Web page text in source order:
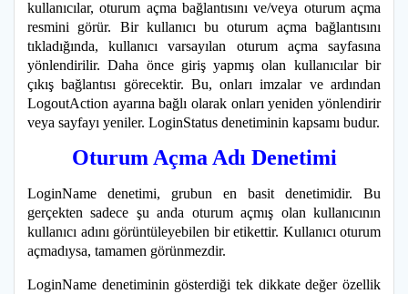
kullanıcılar, oturum açma bağlantısını ve/veya oturum açma
resmini görür. Bir kullanıcı bu oturum açma bağlantısını
tıkladığında, kullanıcı varsayılan oturum açma sayfasına
yönlendirilir. Daha önce giriş yapmış olan kullanıcılar bir
çıkış bağlantısı görecektir. Bu, onları imzalar ve ardından
LogoutAction ayarına bağlı olarak onları yeniden yönlendirir
veya sayfayı yeniler. LoginStatus denetiminin kapsamı budur.
Oturum Açma Adı Denetimi
LoginName denetimi, grubun en basit denetimidir. Bu
gerçekten sadece şu anda oturum açmış olan kullanıcının
kullanıcı adını görüntüleyebilen bir etikettir. Kullanıcı oturum
açmadıysa, tamamen görünmezdir.
LoginName denetiminin gösterdiği tek dikkate değer özellik